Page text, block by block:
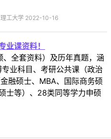
工大学 2022-10-16
业课资料！
全套资料）及历年真题，涵
业科目、考研公共课（政治
融硕士、MBA、国际商务硕
士等）、28类同等学力申硕